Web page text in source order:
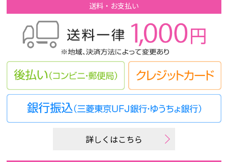
送料・お支払い
詳しくはこちら